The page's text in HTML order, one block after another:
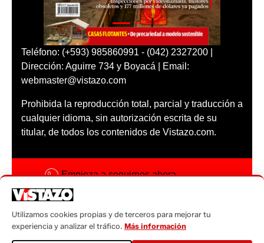
Teléfono: (+593) 985860991 - (042) 2327200 |
Dirección: Aguirre 734 y Boyacá | Email:
webmaster@vistazo.com
Prohibida la reproducción total, parcial y traducción a
cualquier idioma, sin autorización escrita de su
titular, de todos los contenidos de Vistazo.com.
Empieza a seguirnos ahora
Código ética
Sugerencias a:
Utilizamos cookies propias y de terceros para mejorar tu
experiencia y analizar el tráfico. Más información